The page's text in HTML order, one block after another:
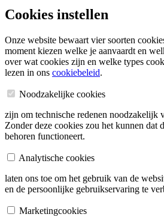
Cookies instellen
Onze website bewaart vier soorten
moment kiezen welke je aanvaardt en
over wat cookies zijn en welke types
lezen in ons cookiebeleid.
Noodzakelijke cookies
zijn om technische redenen noodzakelijk
Zonder deze cookies zou het kunnen dat
behoren functioneert.
Analytische cookies
laten ons toe om het gebruik van de
en de persoonlijke gebruikservaring te
Marketingcookies